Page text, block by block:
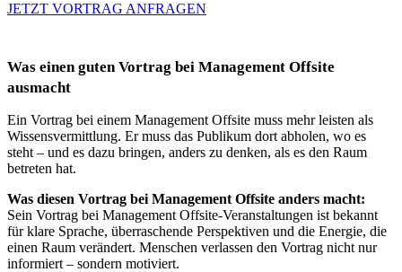
JETZT VORTRAG ANFRAGEN
Was einen guten Vortrag bei Management Offsite
ausmacht
Ein Vortrag bei einem Management Offsite muss mehr leisten als
Wissensvermittlung. Er muss das Publikum dort abholen, wo es
steht – und es dazu bringen, anders zu denken, als es den Raum
betreten hat.
Was diesen Vortrag bei Management Offsite anders macht:
Sein Vortrag bei Management Offsite-Veranstaltungen ist bekannt
für klare Sprache, überraschende Perspektiven und die Energie, die
einen Raum verändert. Menschen verlassen den Vortrag nicht nur
informiert – sondern motiviert.